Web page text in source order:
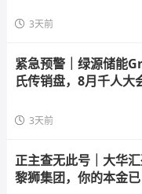
3天前
紧急预警｜绿源储能
氏传销盘，8月千人大
3天前
正主查无此号｜大华
黎狮集团，你的本金已